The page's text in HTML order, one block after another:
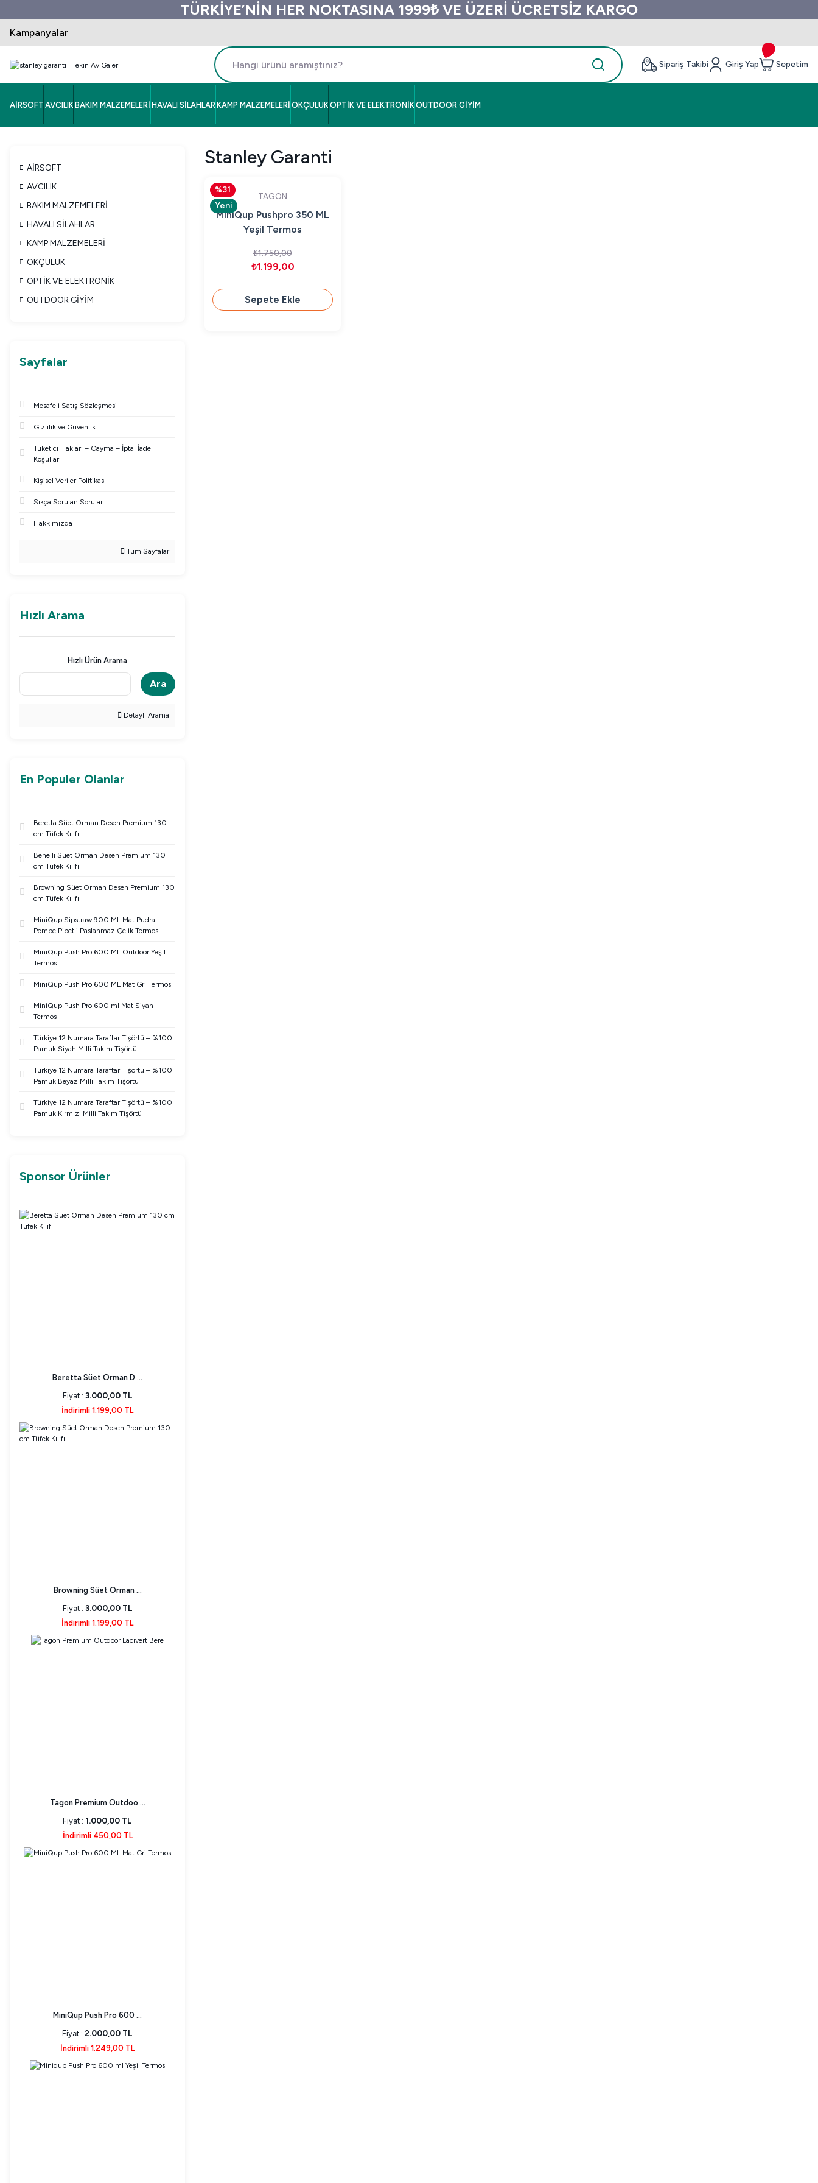
TÜRKİYE’NİN HER NOKTASINA 1999₺ VE ÜZERİ ÜCRETSİZ KARGO
Kampanyalar
Sipariş Takibi Giriş Yap Sepetim
AİRSOFT AVCILIK BAKIM MALZEMELERİ HAVALI SİLAHLAR KAMP MALZEMELERİ OKÇULUK OPTİK VE ELEKTRONİK OUTDOOR GİYİM
AİRSOFT
AVCILIK
BAKIM MALZEMELERİ
HAVALI SİLAHLAR
KAMP MALZEMELERİ
OKÇULUK
OPTİK VE ELEKTRONİK
OUTDOOR GİYİM
Sayfalar
Mesafeli Satış Sözleşmesi
Gizlilik ve Güvenlik
Tüketici Haklari – Cayma – İptal İade
Koşullari
Kişisel Veriler Politikası
Sıkça Sorulan Sorular
Hakkımızda
Tüm Sayfalar
Hızlı Arama
Hızlı Ürün Arama
Ara
Detaylı Arama
En Populer Olanlar
Beretta Süet Orman Desen Premium 130
cm Tüfek Kılıfı
Benelli Süet Orman Desen Premium 130
cm Tüfek Kılıfı
Browning Süet Orman Desen Premium 130
cm Tüfek Kılıfı
MiniQup Sipstraw 900 ML Mat Pudra
Pembe Pipetli Paslanmaz Çelik Termos
MiniQup Push Pro 600 ML Outdoor Yeşil
Termos
MiniQup Push Pro 600 ML Mat Gri Termos
MiniQup Push Pro 600 ml Mat Siyah
Termos
Türkiye 12 Numara Taraftar Tişörtü – %100
Pamuk Siyah Milli Takım Tişörtü
Türkiye 12 Numara Taraftar Tişörtü – %100
Pamuk Beyaz Milli Takım Tişörtü
Türkiye 12 Numara Taraftar Tişörtü – %100
Pamuk Kırmızı Milli Takım Tişörtü
Sponsor Ürünler
Beretta Süet Orman D ...
Fiyat : 3.000,00 TL
İndirimli 1.199,00 TL
Browning Süet Orman ...
Fiyat : 3.000,00 TL
İndirimli 1.199,00 TL
Tagon Premium Outdoo ...
Fiyat : 1.000,00 TL
İndirimli 450,00 TL
MiniQup Push Pro 600 ...
Fiyat : 2.000,00 TL
İndirimli 1.249,00 TL
Stanley Garanti
%31
Yeni
TAGON
MiniQup Pushpro 350 ML
Yeşil Termos
₺1.750,00
₺1.199,00
Sepete Ekle